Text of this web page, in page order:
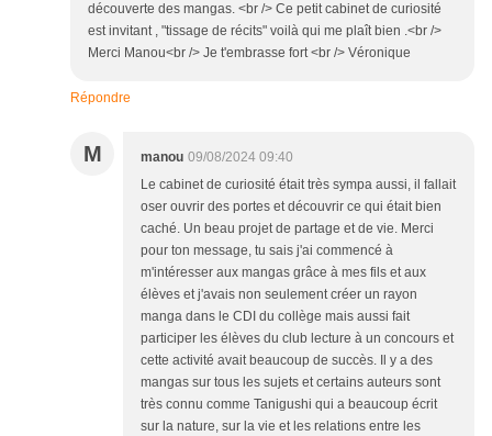
découverte des mangas. <br /> Ce petit cabinet de curiosité
est invitant , "tissage de récits" voilà qui me plaît bien .<br />
Merci Manou<br /> Je t'embrasse fort <br /> Véronique
Répondre
M manou 09/08/2024 09:40
Le cabinet de curiosité était très sympa aussi, il fallait
oser ouvrir des portes et découvrir ce qui était bien
caché. Un beau projet de partage et de vie. Merci
pour ton message, tu sais j'ai commencé à
m'intéresser aux mangas grâce à mes fils et aux
élèves et j'avais non seulement créer un rayon
manga dans le CDI du collège mais aussi fait
participer les élèves du club lecture à un concours et
cette activité avait beaucoup de succès. Il y a des
mangas sur tous les sujets et certains auteurs sont
très connu comme Tanigushi qui a beaucoup écrit
sur la nature, sur la vie et les relations entre les